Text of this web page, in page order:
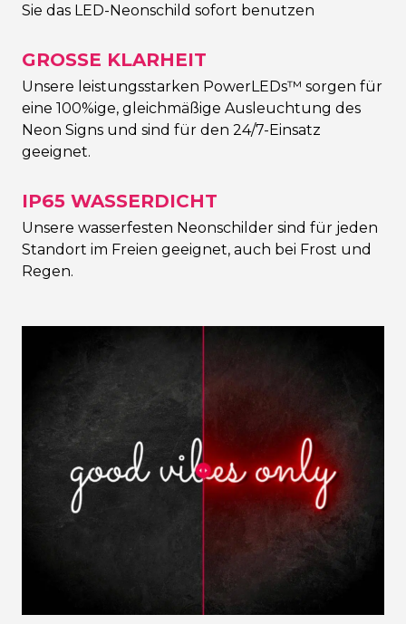
Sie das LED-Neonschild sofort benutzen
GROSSE KLARHEIT
Unsere leistungsstarken PowerLEDs™ sorgen für
eine 100%ige, gleichmäßige Ausleuchtung des
Neon Signs und sind für den 24/7-Einsatz
geeignet.
IP65 WASSERDICHT
Unsere wasserfesten Neonschilder sind für jeden
Standort im Freien geeignet, auch bei Frost und
Regen.